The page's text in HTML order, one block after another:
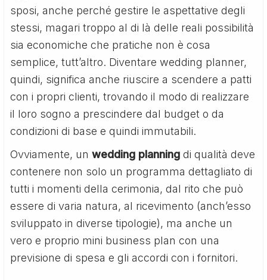
sposi, anche perché gestire le aspettative degli
stessi, magari troppo al di là delle reali possibilità
sia economiche che pratiche non è cosa
semplice, tutt’altro. Diventare wedding planner,
quindi, significa anche riuscire a scendere a patti
con i propri clienti, trovando il modo di realizzare
il loro sogno a prescindere dal budget o da
condizioni di base e quindi immutabili.
Ovviamente, unwedding planning di qualità deve
contenere non solo un programma dettagliato di
tutti i momenti della cerimonia, dal rito che può
essere di varia natura, al ricevimento (anch’esso
sviluppato in diverse tipologie), ma anche un
vero e proprio mini business plan con una
previsione di spesa e gli accordi con i fornitori.